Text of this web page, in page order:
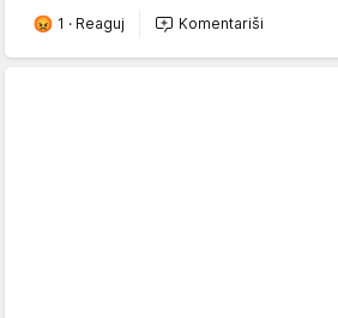
1 · Reaguj Komentariši